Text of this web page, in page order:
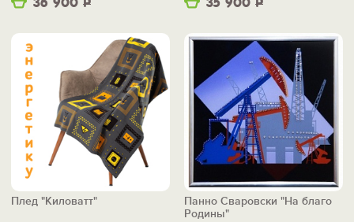
36 900 Р
35 900 Р
Плед "Киловатт"
Панно Сваровски "На благо
Родины"